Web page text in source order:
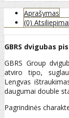
Aprašymas
(0) Atsiliepimai
GBRS dvigubas
GBRS Group
atviro tipo,
Lengvas
daugumai double
Pagrindinės